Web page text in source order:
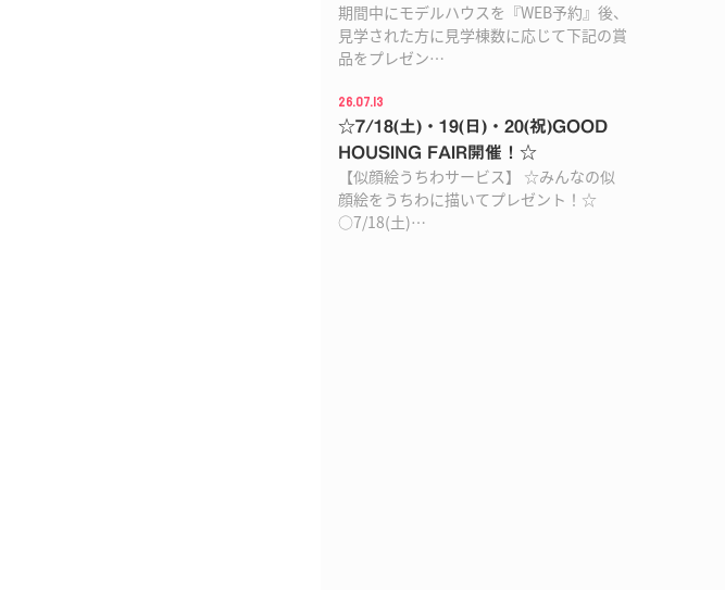
期間中にモデルハウスを『WEB予約』後、
見学された方に見学棟数に応じて下記の賞
品をプレゼン…
26.07.13
☆7/18(土)・19(日)・20(祝)GOOD
HOUSING FAIR開催！☆
【似顔絵うちわサービス】 ☆みんなの似
顔絵をうちわに描いてプレゼント！☆
○7/18(土)…